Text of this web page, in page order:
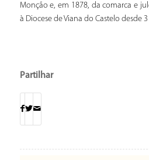
Monção e, em 1878, da comarca e
à Diocese de Viana do Castelo desde
Partilhar